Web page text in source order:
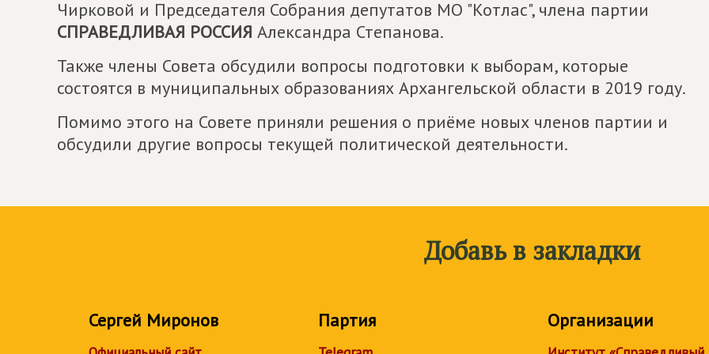
Чирковой и Председателя Собрания депутатов МО "Котлас", члена партии
СПРАВЕДЛИВАЯ РОССИЯ Александра Степанова.
Также члены Совета обсудили вопросы подготовки к выборам, которые
состоятся в муниципальных образованиях Архангельской области в 2019 году.
Помимо этого на Совете приняли решения о приёме новых членов партии и
обсудили другие вопросы текущей политической деятельности.
Добавь в закладки
Сергей Миронов Партия Организации